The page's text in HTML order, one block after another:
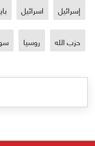
إسرائيل اسرائيل
حزب الله روسيا